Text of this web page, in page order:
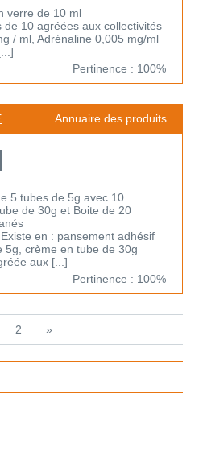
verre de 10 ml
de 10 agréées aux collectivités
/ ml, Adrénaline 0,005 mg/ml
Pertinence : 100%
Annuaire des produits
5 tubes de 5g avec 10
de 30g et Boite de 20
en : pansement adhésif
5g, crème en tube de 30g
aux [...]
Pertinence : 100%
2 »